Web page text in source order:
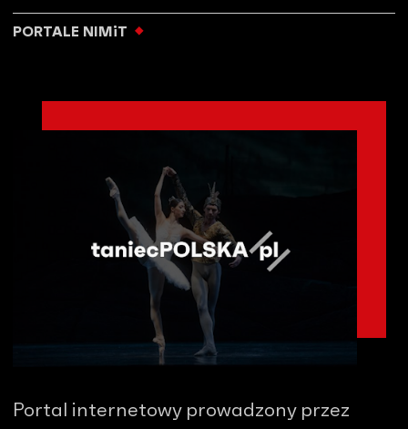
PORTALE NIMiT
Portal internetowy prowadzony przez